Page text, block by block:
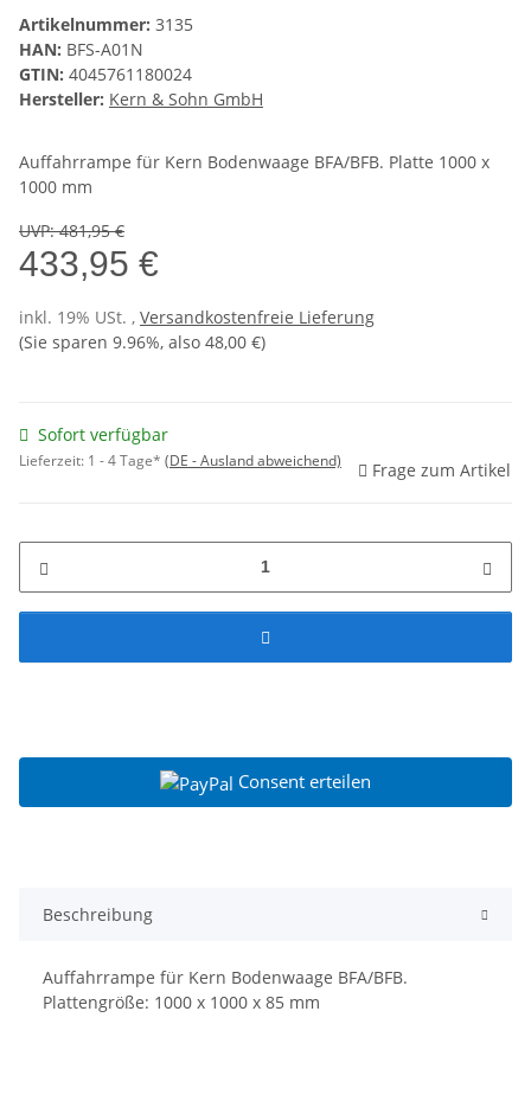
Artikelnummer: 3135
HAN: BFS-A01N
GTIN: 4045761180024
Hersteller: Kern & Sohn GmbH
Auffahrrampe für Kern Bodenwaage BFA/BFB. Platte 1000 x
1000 mm
UVP:481,95 €
433,95 €
inkl. 19% USt. , Versandkostenfreie Lieferung
(Sie sparen 9.96%, also 48,00 €)
Sofort verfügbar
Lieferzeit: 1 - 4 Tage* (DE - Ausland abweichend) Frage zum Artikel
Consent erteilen
Beschreibung
Auffahrrampe für Kern Bodenwaage BFA/BFB.
Plattengröße: 1000 x 1000 x 85 mm